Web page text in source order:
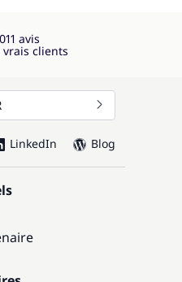
avis
vrais clients
LinkedIn Blog